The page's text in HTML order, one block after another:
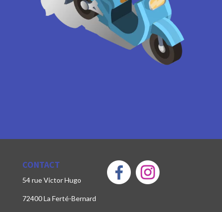
CONTACT
54 rue Victor Hugo
72400 La Ferté-Bernard